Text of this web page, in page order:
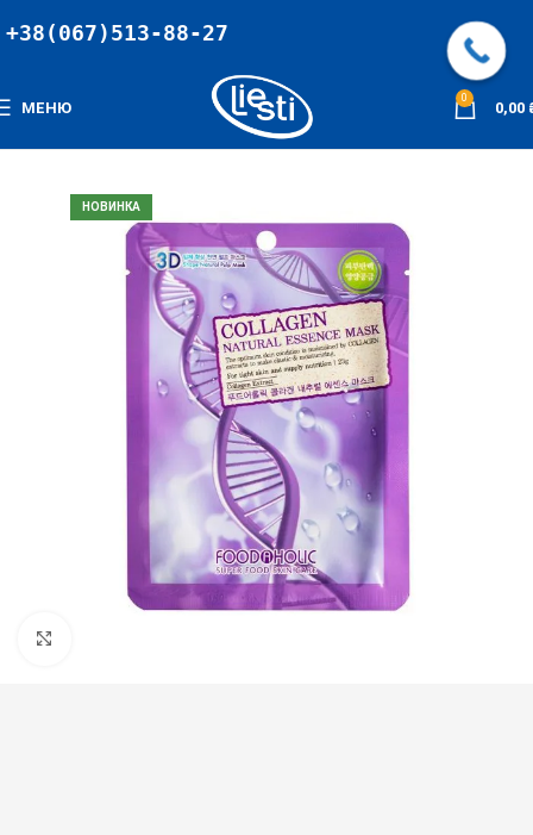
+38(067)513-88-27
МЕНЮ
0
0,00
НОВИНКА